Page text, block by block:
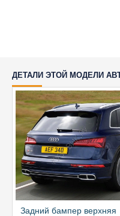
ДЕТАЛИ ЭТОЙ МОДЕЛИ
Задний бампер верхняя